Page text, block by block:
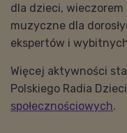
dla dzieci,
muzyczne dla
ekspertów i
Więcej aktywności
Polskiego Radia
społecznościowych.